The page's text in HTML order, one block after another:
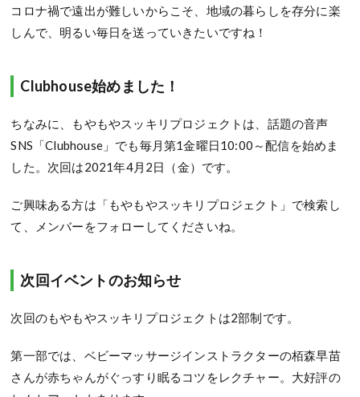
コロナ禍で遠出が難しいからこそ、地域の暮らしを存分に楽
しんで、明るい毎日を送っていきたいですね！
Clubhouse始めました！
ちなみに、もやもやスッキリプロジェクトは、話題の音声
SNS「Clubhouse」でも毎月第1金曜日10:00～配信を始めま
した。次回は2021年4月2日（金）です。
ご興味ある方は「もやもやスッキリプロジェクト」で検索し
て、メンバーをフォローしてくださいね。
次回イベントのお知らせ
次回のもやもやスッキリプロジェクトは2部制です。
第一部では、ベビーマッサージインストラクターの栢森早苗
さんが赤ちゃんがぐっすり眠るコツをレクチャー。大好評の